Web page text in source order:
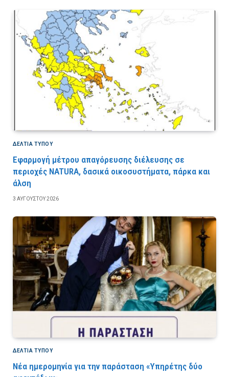
ΔΕΛΤΙΑ ΤΥΠΟΥ
Εφαρμογή μέτρου απαγόρευσης διέλευσης σε
περιοχές NATURA, δασικά οικοσυστήματα, πάρκα και
άλση
3 ΑΥΓΟΎΣΤΟΥ 2026
ΔΕΛΤΙΑ ΤΥΠΟΥ
Νέα ημερομηνία για την παράσταση «Υπηρέτης δύο